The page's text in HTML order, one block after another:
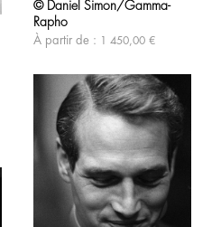
peuvent
être
choisies
la
produit
© Daniel Simon/Gamma-
Rapho
À partir de : 1 450,00 €